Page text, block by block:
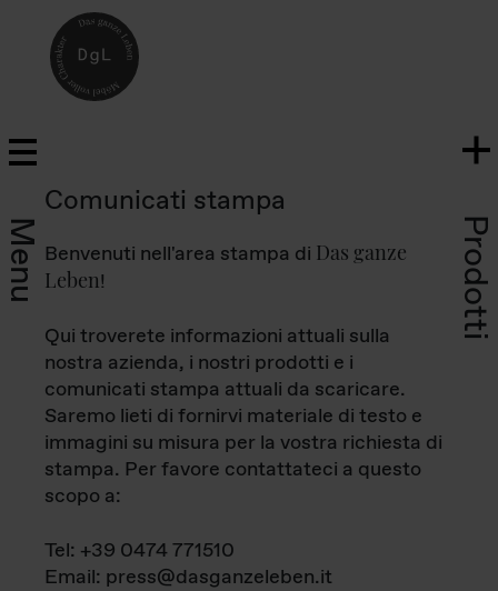
Menu Prodotti
Comunicati stampa
Benvenuti nell'area stampa di Das ganze
Leben!
Qui troverete informazioni attuali sulla
nostra azienda, i nostri prodotti e i
comunicati stampa attuali da scaricare.
Saremo lieti di fornirvi materiale di testo e
immagini su misura per la vostra richiesta di
stampa. Per favore contattateci a questo
scopo a:
Tel: +39 0474 771510
Email: press@dasganzeleben.it